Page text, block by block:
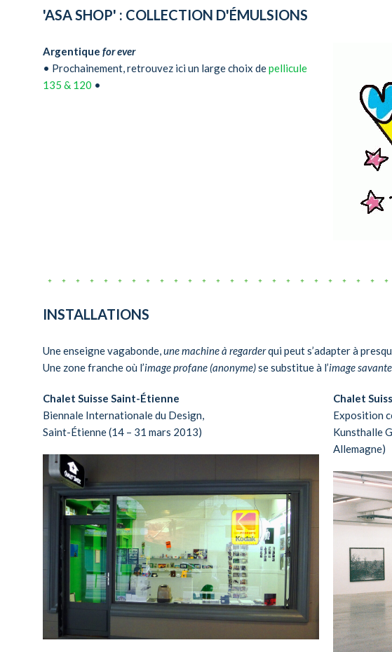
'ASA SHOP' : COLLECTION D'ÉMULSIONS
Argentique for ever
• Prochainement, retrouvez ici un large choix depellicule
135 & 120 •
INSTALLATIONS
Une enseigne vagabonde,une machine à regarderqui peut s’adapter à
Une zone franche où l’image profane (anonyme)se substitue à l’image
Chalet Suisse Saint-Étienne
Biennale Internationale du Design,
Saint-Étienne (14 – 31 mars 2013)
Chalet
Exposition
Kunsthalle
Allemagne)